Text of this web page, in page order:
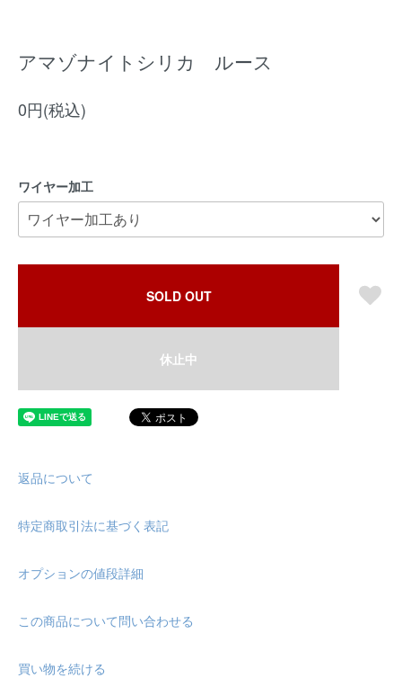
アマゾナイトシリカ ルース
0円(税込)
ワイヤー加工
SOLD OUT
休止中
返品について
特定商取引法に基づく表記
オプションの値段詳細
この商品について問い合わせる
買い物を続ける